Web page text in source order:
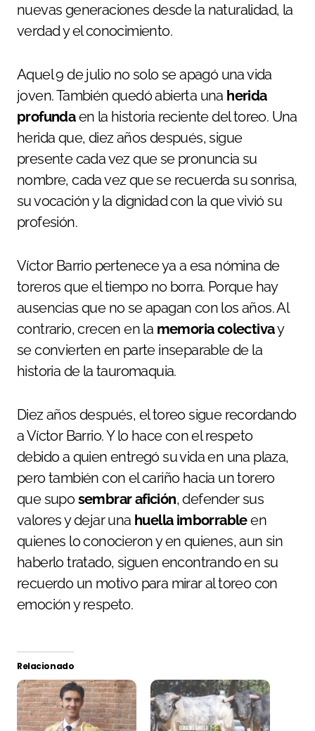
nuevas generaciones desde la naturalidad, la
verdad y el conocimiento.
Aquel 9 de julio no solo se apagó una vida
joven. También quedó abierta una herida
profundaen la historia reciente del toreo. Una
herida que, diez años después, sigue
presente cada vez que se pronuncia su
nombre, cada vez que se recuerda su sonrisa,
su vocación y la dignidad con la que vivió su
profesión.
Víctor Barrio pertenece ya a esa nómina de
toreros que el tiempo no borra. Porque hay
ausencias que no se apagan con los años. Al
contrario, crecen en la memoria colectivay
se convierten en parte inseparable de la
historia de la tauromaquia.
Diez años después, el toreo sigue recordando
a Víctor Barrio. Y lo hace con el respeto
debido a quien entregó su vida en una plaza,
pero también con el cariño hacia un torero
que suposembrar afición, defender sus
valores y dejar una huella imborrableen
quienes lo conocieron y en quienes, aun sin
haberlo tratado, siguen encontrando en su
recuerdo un motivo para mirar al toreo con
emoción y respeto.
Relacionado